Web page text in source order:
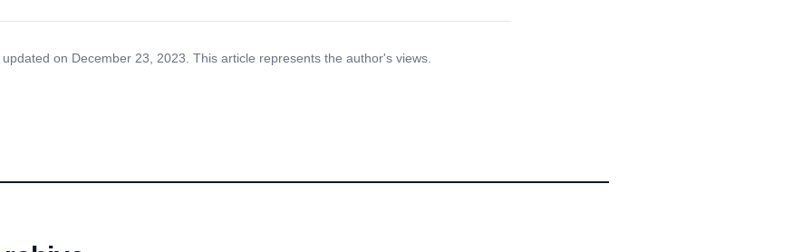
on December 23, 2023. This article represents the author's views.